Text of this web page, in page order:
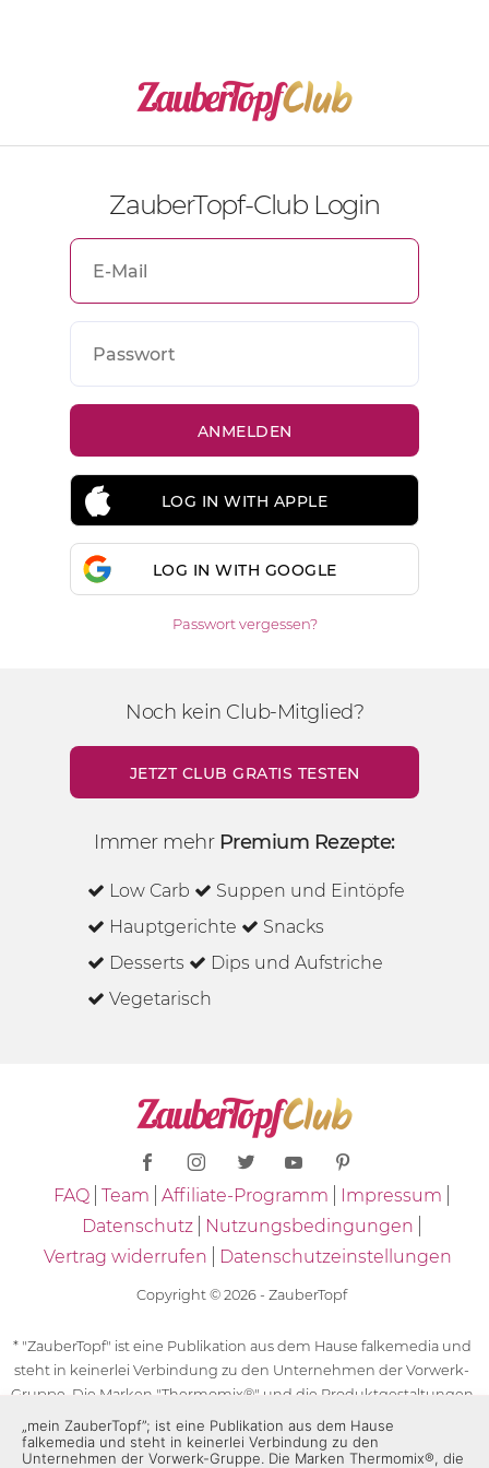
ZauberTopf-Club Login
LOG IN WITH APPLE
LOG IN WITH GOOGLE
Passwort vergessen?
Noch kein Club-Mitglied?
JETZT CLUB GRATIS TESTEN
Immer mehr Premium Rezepte:
Low Carb
Suppen und Eintöpfe
Hauptgerichte
Snacks
Desserts
Dips und Aufstriche
Vegetarisch
FAQ Team Affiliate-Programm
Impressum
Datenschutz
Nutzungsbedingungen
Vertrag widerrufen
Datenschutzeinstellungen
Copyright © 2026 - ZauberTopf
* "ZauberTopf" ist eine Publikation aus dem Hause falkemedia und
steht in keinerlei Verbindung zu den Unternehmen der Vorwerk-
Gruppe. Die Marken "Thermomix®" und die Produktgestaltungen
des "Thermomix®" sind eingetragene Marken der Unternehmen
der Vorwerk-Gruppe. Die Marken Thermomix®, die Zeichen TM5®,
„mein ZauberTopf”; ist eine Publikation aus dem Hause
falkemedia und steht in keinerlei Verbindung zu den
Unternehmen der Vorwerk-Gruppe. Die Marken Thermomix®, die